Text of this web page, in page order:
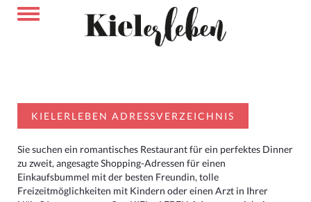
KIELERLEBEN ADRESSVERZEICHNIS
Sie suchen ein romantisches Restaurant für ein perfektes Dinner
zu zweit, angesagte Shopping-Adressen für einen
Einkaufsbummel mit der besten Freundin, tolle
Freizeitmöglichkeiten mit Kindern oder einen Arzt in Ihrer